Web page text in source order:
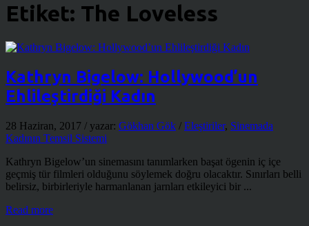
Etiket: The Loveless
Kathryn Bigelow: Hollywood’un
Ehlileştirdiği Kadın
28 Haziran, 2017 / yazar: Gökhan Gök / Eleştiriler, Sinemada
Kadının Temsil Sistemi
Kathryn Bigelow’un sinemasını tanımlarken başat ögenin iç içe
geçmiş tür filmleri olduğunu söylemek doğru olacaktır. Sınırları belli
belirsiz, birbirleriyle harmanlanan jarnları etkileyici bir ...
Read more